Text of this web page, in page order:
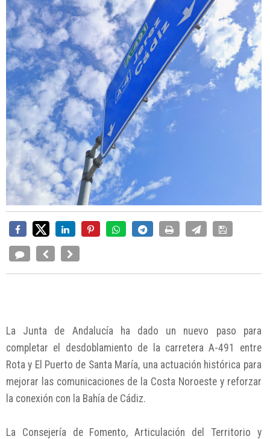
La Junta de Andalucía ha dado un nuevo paso para
completar el desdoblamiento de la carretera A-491 entre
Rota y El Puerto de Santa María, una actuación histórica para
mejorar las comunicaciones de la Costa Noroeste y reforzar
la conexión con la Bahía de Cádiz.
La Consejería de Fomento, Articulación del Territorio y